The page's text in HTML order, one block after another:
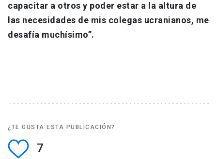
capacitar a otros y poder estar a la altura de
las necesidades de mis colegas ucranianos, me
desafía muchísimo”.
¿TE GUSTA ESTA PUBLICACIÓN?
7